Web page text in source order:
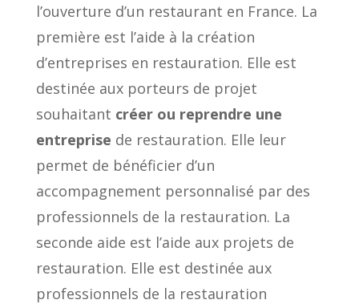
l’ouverture d’un restaurant en France. La
première est l’aide à la création
d’entreprises en restauration. Elle est
destinée aux porteurs de projet
souhaitant créer ou reprendre une
entreprise de restauration. Elle leur
permet de bénéficier d’un
accompagnement personnalisé par des
professionnels de la restauration. La
seconde aide est l’aide aux projets de
restauration. Elle est destinée aux
professionnels de la restauration